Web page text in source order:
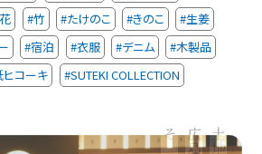
#竹 #たけのこ #きのこ
#生姜
#宿泊 #衣服 #デニム
#木製品
ヒコーキ #SUTEKI COLLECTION